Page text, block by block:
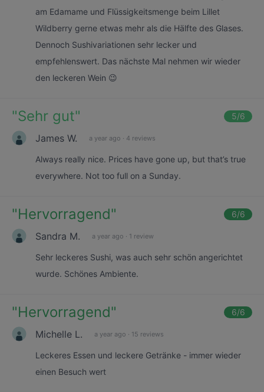
am Edamame und Flüssigkeitsmenge beim Lillet
Wildberry gerne etwas mehr als die Hälfte des Glases.
Dennoch Sushivariationen sehr lecker und
empfehlenswert. Das nächste Mal nehmen wir wieder
den leckeren Wein 😉
"Sehr gut" 5/6
James W. a year ago · 4 reviews
Always really nice. Prices have gone up, but that’s true
everywhere. Not too full on a Sunday.
"Hervorragend" 6/6
Sandra M. a year ago · 1 review
Sehr leckeres Sushi, was auch sehr schön angerichtet
wurde. Schönes Ambiente.
"Hervorragend" 6/6
Michelle L. a year ago · 15 reviews
Leckeres Essen und leckere Getränke - immer wieder
einen Besuch wert